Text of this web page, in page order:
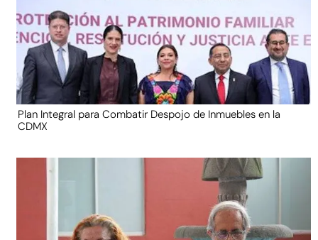
Plan Integral para Combatir Despojo de Inmuebles en la
CDMX